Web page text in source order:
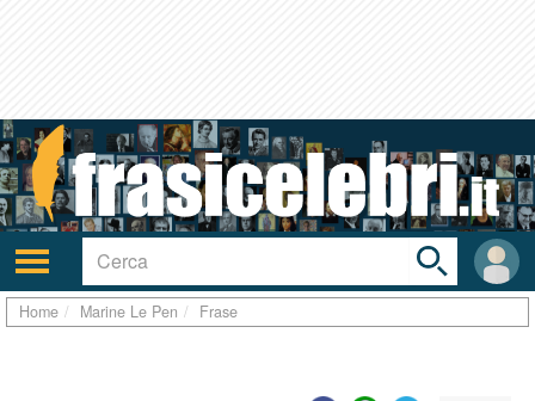
Attiva/disattiva
navigazione
User
area
Toggle
search
bar
Home Marine Le Pen Frase